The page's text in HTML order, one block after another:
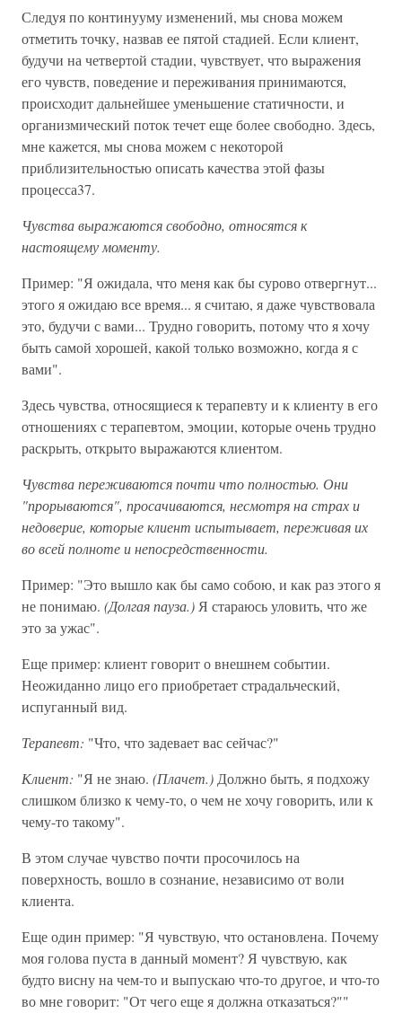
Следуя по континууму изменений, мы снова можем
отметить точку, назвав ее пятой стадией. Если клиент,
будучи на четвертой стадии, чувствует, что выражения
его чувств, поведение и переживания принимаются,
происходит дальнейшее уменьшение статичности, и
организмический поток течет еще более свободно. Здесь,
мне кажется, мы снова можем с некоторой
приблизительностью описать качества этой фазы
процесса37.
Чувства выражаются свободно, относятся к
настоящему моменту.
Пример: "Я ожидала, что меня как бы сурово отвергнут...
этого я ожидаю все время... я считаю, я даже чувствовала
это, будучи с вами... Трудно говорить, потому что я хочу
быть самой хорошей, какой только возможно, когда я с
вами".
Здесь чувства, относящиеся к терапевту и к клиенту в его
отношениях с терапевтом, эмоции, которые очень трудно
раскрыть, открыто выражаются клиентом.
Чувства переживаются почти что полностью. Они
"прорываются", просачиваются, несмотря на страх и
недоверие, которые клиент испытывает, переживая их
во всей полноте и непосредственности.
Пример: "Это вышло как бы само собою, и как раз этого я
не понимаю. (Долгая пауза.) Я стараюсь уловить, что же
это за ужас".
Еще пример: клиент говорит о внешнем событии.
Неожиданно лицо его приобретает страдальческий,
испуганный вид.
Терапевт: "Что, что задевает вас сейчас?"
Клиент: "Я не знаю. (Плачет.) Должно быть, я подхожу
слишком близко к чему-то, о чем не хочу говорить, или к
чему-то такому".
В этом случае чувство почти просочилось на
поверхность, вошло в сознание, независимо от воли
клиента.
Еще один пример: "Я чувствую, что остановлена. Почему
моя голова пуста в данный момент? Я чувствую, как
будто висну на чем-то и выпускаю что-то другое, и что-то
во мне говорит: "От чего еще я должна отказаться?""